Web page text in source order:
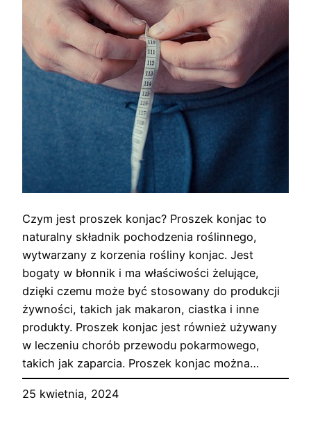
Czym jest proszek konjac? Proszek konjac to
naturalny składnik pochodzenia roślinnego,
wytwarzany z korzenia rośliny konjac. Jest
bogaty w błonnik i ma właściwości żelujące,
dzięki czemu może być stosowany do produkcji
żywności, takich jak makaron, ciastka i inne
produkty. Proszek konjac jest również używany
w leczeniu chorób przewodu pokarmowego,
takich jak zaparcia. Proszek konjac można…
25 kwietnia, 2024